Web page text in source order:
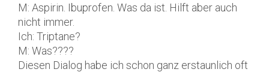
M: Aspirin. Ibuprofen. Was da ist. Hilft aber auch
nicht immer.
Ich: Triptane?
M: Was????
Diesen Dialog habe ich schon ganz erstaunlich oft